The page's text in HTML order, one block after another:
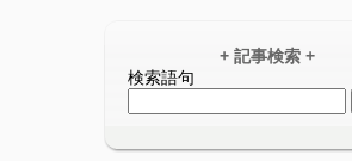
+ 記事検索 +
検索語句